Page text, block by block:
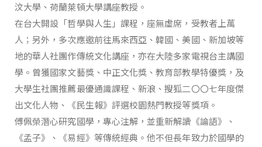
汶大學、荷蘭萊頓大學講座教授。
在台大開設「哲學與人生」課程，座無虛席，受教者上萬
人；另外，多次應邀前往馬來西亞、韓國、美國、新加坡等
地的華人社團作傳統文化講座，亦在大陸多家電視台主講國
學。曾獲國家文藝獎、中正文化獎、教育部教學特優獎，及
大學生社團推薦最優通識課程、新浪、搜狐二〇〇七年度傑
出文化人物、《民生報》評選校園熱門教授等獎項。
傅佩榮潛心研究國學，專心注解，並重新解讀《論語》、
《孟子》、《易經》等傳統經典。他不但長年致力於國學的